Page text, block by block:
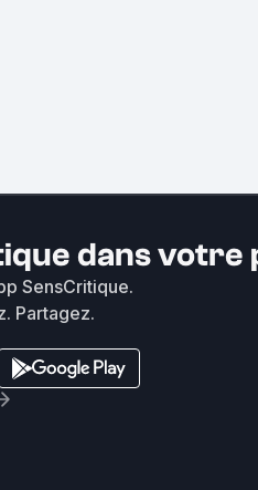
dans votre
SensCritique.
Partagez.